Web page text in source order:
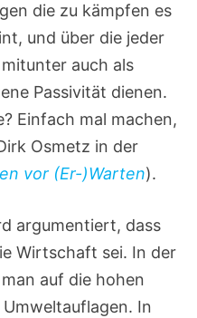
die zu kämpfen es
und über die jeder
auch als
Passivität dienen.
Einfach mal machen,
Osmetz in der
vor (Er-)Warten).
argumentiert, dass
Wirtschaft sei. In der
auf die hohen
In